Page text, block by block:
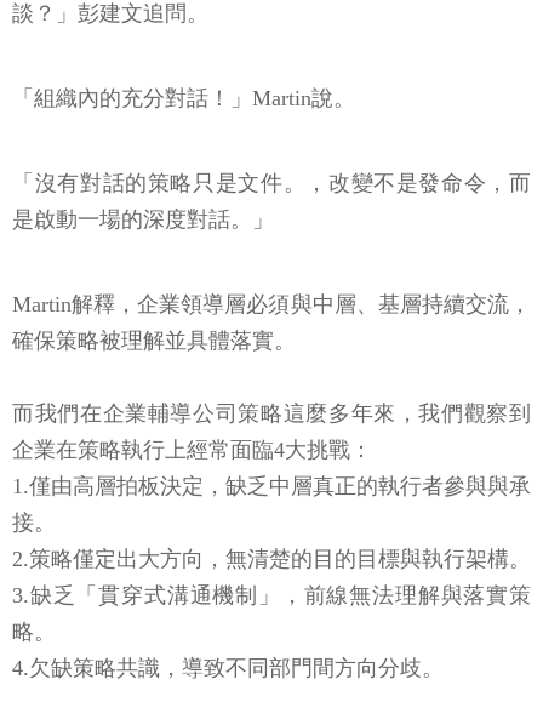
談？」彭建文追問。
「組織內的充分對話！」Martin說。
「沒有對話的策略只是文件。，改變不是發命令，而
是啟動一場的深度對話。」
Martin解釋，企業領導層必須與中層、基層持續交流，
確保策略被理解並具體落實。
而我們在企業輔導公司策略這麼多年來，我們觀察到
企業在策略執行上經常面臨4大挑戰：
1.僅由高層拍板決定，缺乏中層真正的執行者參與與承
接。
2.策略僅定出大方向，無清楚的目的目標與執行架構。
3.缺乏「貫穿式溝通機制」，前線無法理解與落實策
略。
4.欠缺策略共識，導致不同部門間方向分歧。